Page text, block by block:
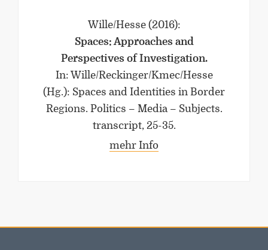
Doppelpromotion an der Universität
des Saarlandes und Universität
Luxemburg
Wille/Hesse (2016):
Spaces: Approaches and
Perspectives of Investigation.
In: Wille/Reckinger/Kmec/Hesse
(Hg.): Spaces and Identities in Border
Regions. Politics – Media – Subjects.
transcript, 25-35.
mehr Info